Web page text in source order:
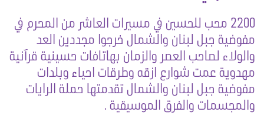
2200 محب للحسين في مسيرات العاشر من المحرم في
مفوضية جبل لبنان والشمال خرجوا مجددين العد
والولاء لصاحب العصر والزمان بهاتافات حسينية قرآنية
مهدوية عمت شوارع ازقه وطرقات احياء وبلدات
مفوضية جبل لبنان والشمال تقدمتها حملة الرايات
والمجسمات والفرق الموسيقية .